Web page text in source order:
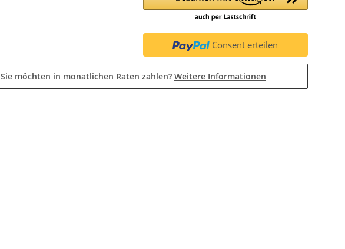
Consent erteilen
Sie möchten in monatlichen Raten zahlen? Weitere Informationen